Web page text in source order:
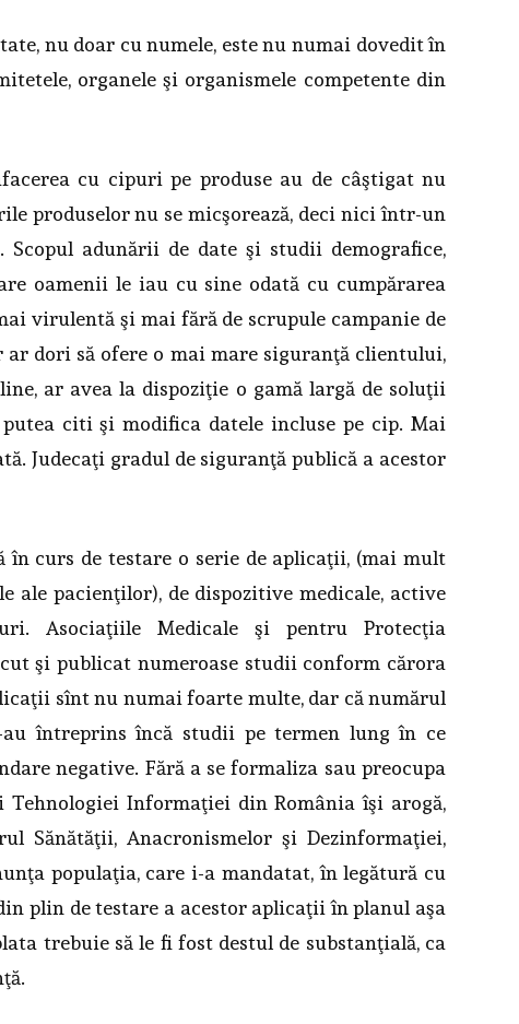
nu doar cu numele, este nu numai dovedit în
organele şi organismele competente din
cu cipuri pe produse au de câştigat nu
produselor nu se micşorează, deci nici într-un
Scopul adunării de date şi studii demografice,
oamenii le iau cu sine odată cu cumpărarea
virulentă şi mai fără de scrupule campanie de
dori să ofere o mai mare siguranţă clientului,
ar avea la dispoziţie o gamă largă de soluţii
citi şi modifica datele incluse pe cip. Mai
Judecaţi gradul de siguranţă publică a acestor
în curs de testare o serie de aplicaţii, (mai mult
ale pacienţilor), de dispozitive medicale, active
Asociaţiile Medicale şi pentru Protecţia
şi publicat numeroase studii conform cărora
sînt nu numai foarte multe, dar că numărul
întreprins încă studii pe termen lung în ce
negative. Fără a se formaliza sau preocupa
Informaţiei din România îşi arogă,
Sănătăţii, Anacronismelor şi Dezinformaţiei,
populaţia, care i-a mandatat, în legătură cu
plin de testare a acestor aplicaţii în planul aşa
trebuie să le fi fost destul de substanţială, ca